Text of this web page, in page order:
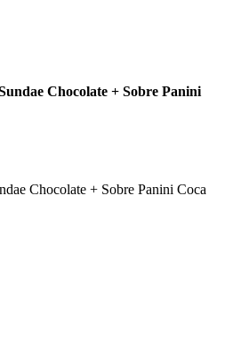
Chocolate + Sobre Panini
Chocolate + Sobre Panini Coca